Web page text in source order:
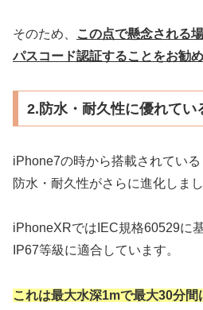
そのため、
この点で懸念される
パスコード認証することをお勧め
2.防水・耐久性に優れてい
iPhone7の時から搭載されている
防水・耐久性がさらに進化しまし
iPhoneXRではIEC規格60529に
IP67等級に適合しています。
これは最大水深1mで最大30分間